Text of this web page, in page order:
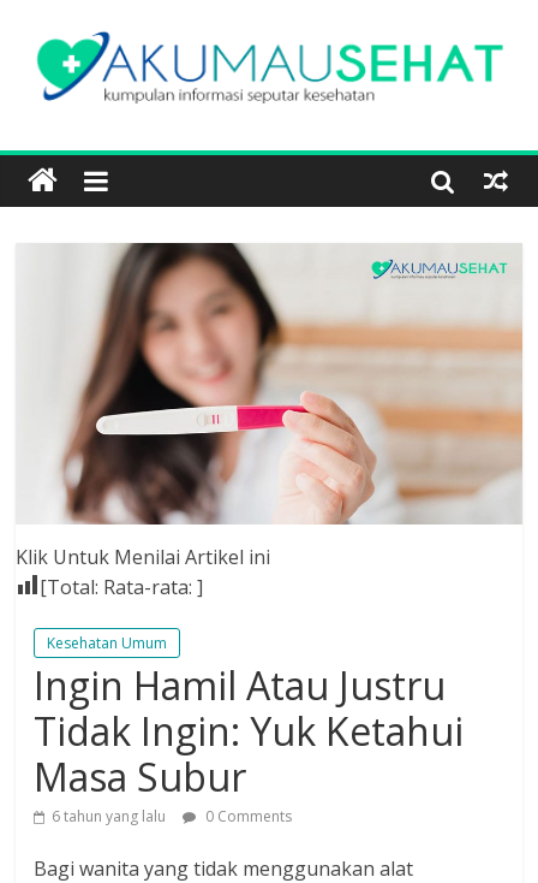
Klik Untuk Menilai Artikel ini
[Total: Rata-rata:]
Kesehatan Umum
Ingin Hamil Atau Justru
Tidak Ingin: Yuk Ketahui
Masa Subur
6 tahun yang lalu 0 Comments
Bagi wanita yang tidak menggunakan alat